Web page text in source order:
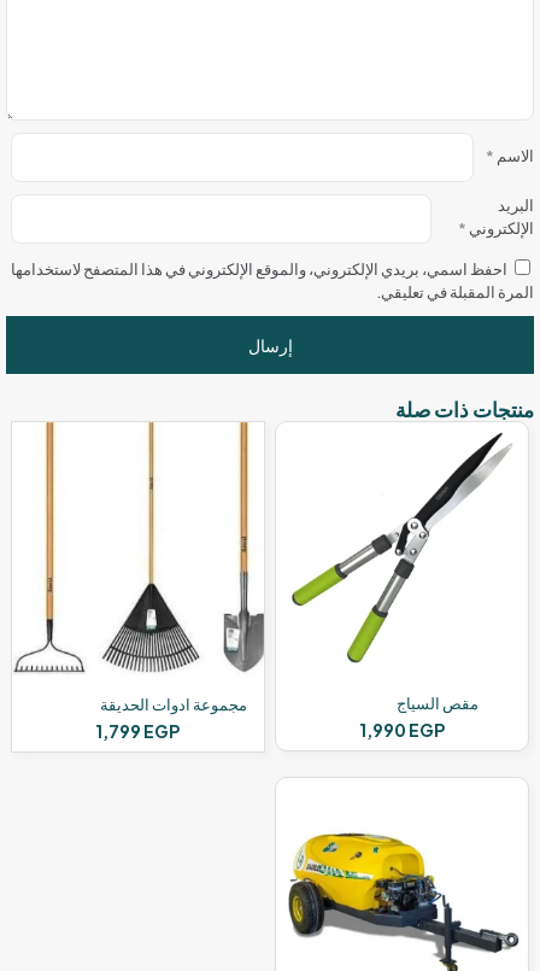
الاسم *
البريد
الإلكتروني *
احفظ اسمي، بريدي الإلكتروني، والموقع الإلكتروني في هذا المتصفح لاستخدامها
المرة المقبلة في تعليقي.
منتجات ذات صلة
مقص السياج
1,990 EGP
مجموعة ادوات الحديقة
1,799 EGP